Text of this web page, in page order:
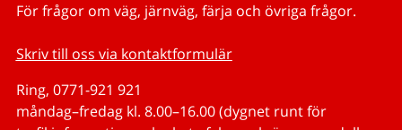
För frågor om väg, järnväg, färja och övriga frågor.
Skriv till oss via kontaktformulär
Ring, 0771-921 921
måndag–fredag kl. 8.00–16.00 (dygnet runt för